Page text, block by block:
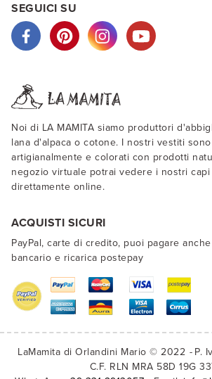
SEGUICI SU
Noi di LA MAMITA siamo produttori
lana d'alpaca o cotone. I nostri vestiti
artigianalmente e colorati con prodotti
negozio virtuale potrai vedere i nostri
direttamente online.
ACQUISTI SICURI
PayPal, carte di credito, puoi pagare
bancario e ricarica postepay
LaMamita di Orlandini Mario © 2022
P.
C.F. RLN MRA 58D 19G